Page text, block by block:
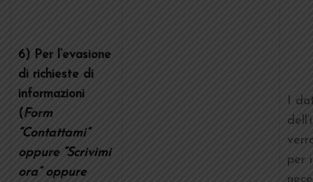
6) Per l’evasione
di richieste di
informazioni
(Form
“Contattami”
oppure “Scrivimi
ora” oppure
I
per